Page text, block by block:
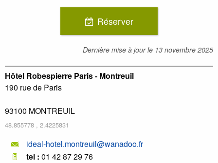
Réserver
Dernière mise à jour le 13 novembre 2025
Hôtel Robespierre Paris - Montreuil
190 rue de Paris
93100 MONTREUIL
48.855778 , 2.4225831
ideal-hotel.montreuil@wanadoo.fr
tel : 01 42 87 29 76